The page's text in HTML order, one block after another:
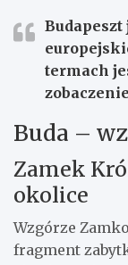
termach
Buda –
Zamek
okolice
Wzgórze
fragment